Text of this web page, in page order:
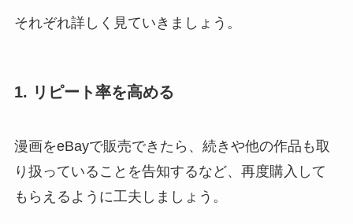
それぞれ詳しく見ていきましょう。
1. リピート率を高める
漫画をeBayで販売できたら、続きや他の作品も取
り扱っていることを告知するなど、再度購入して
もらえるように工夫しましょう。